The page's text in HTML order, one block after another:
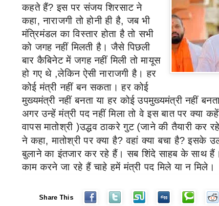
कहते हैं?इस पर संजय शिरसाट ने
कहा,नाराजगी तो होनी ही है,जब भी
मंत्रिमंडल का विस्तार होता है तो सभी
को जगह नहीं मिलती है। जैसे पिछली
बार कैबिनेट में जगह नहीं मिली तो मायूस
हो गए थे,लेकिन ऐसी नाराजगी है। हर
कोई मंत्री नहीं बन सकता। हर कोई
मुख्यमंत्री नहीं बनता या हर कोई उपमुख्यमंत्री नहीं
अगर उन्हें मंत्री पद नहीं मिला तो वे इस बात पर क्या
वापस मातोश्री (उद्धव ठाकरे गुट)जाने की तैयारी कर
ने कहा,मातोश्री पर क्या है?वहां क्या बचा है?इसके
बुलाने का इंतजार कर रहे हैं। सब शिंदे साहब के साथ
काम करने जा रहे हैं चाहे हमें मंत्री पद मिले या न मिले।
Share This